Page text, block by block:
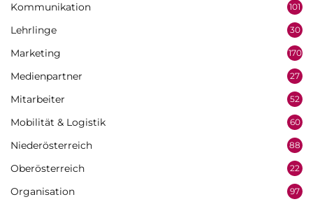
Kommunikation 101
Lehrlinge 30
Marketing 170
Medienpartner 27
Mitarbeiter 52
Mobilität & Logistik 60
Niederösterreich 88
Oberösterreich 22
Organisation 97